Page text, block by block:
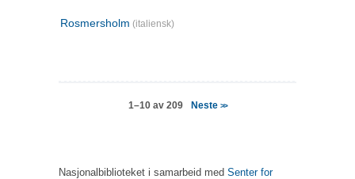
Rosmersholm (italiensk)
1–10 av 209 Neste >>
Nasjonalbiblioteket i samarbeid med Senter for